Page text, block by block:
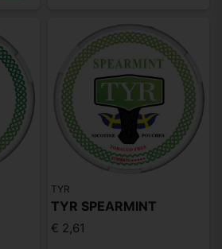
TYR
TYR SPEARMINT
€ 2,61